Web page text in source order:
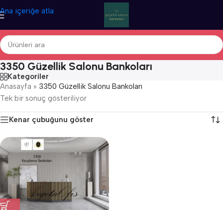
Ana içeriğe atla
3350 Güzellik Salonu Bankoları
Kategoriler
Anasayfa » 3350 Güzellik Salonu Bankoları
Tek bir sonuç gösteriliyor
Kenar çubuğunu göster